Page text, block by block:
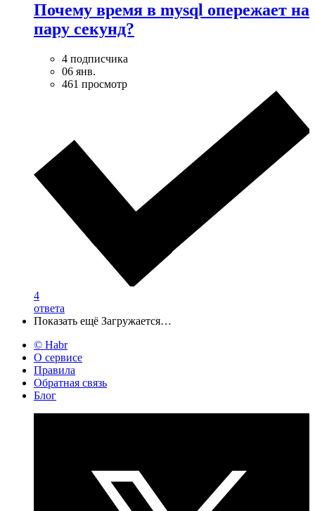
Почему время в mysql опережает на
пару секунд?
4 подписчика
06 янв.
461 просмотр
4
ответа
Показать ещё Загружается…
© Habr
О сервисе
Правила
Обратная связь
Блог